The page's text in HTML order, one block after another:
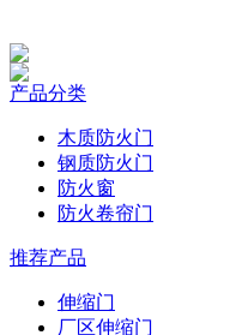
产品分类
木质防火门
钢质防火门
防火窗
防火卷帘门
推荐产品
伸缩门
厂区伸缩门